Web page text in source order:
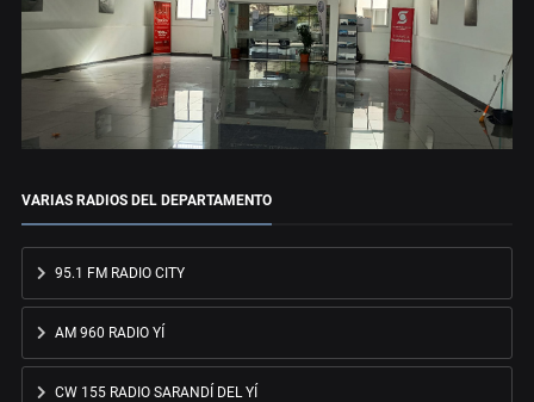
VARIAS RADIOS DEL DEPARTAMENTO
95.1 FM RADIO CITY
AM 960 RADIO YÍ
CW 155 RADIO SARANDÍ DEL YÍ